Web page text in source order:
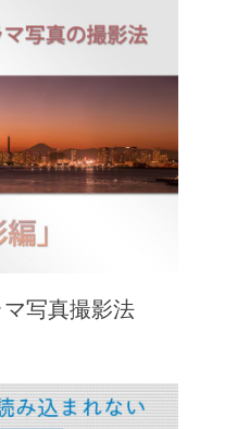
写真撮影法